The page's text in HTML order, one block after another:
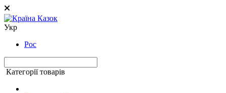
Укр
Рос
Категорії товарів